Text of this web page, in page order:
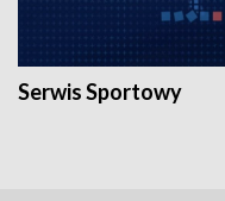
Serwis Sportowy